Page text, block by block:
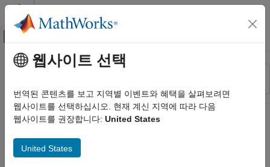
콘텐츠로 바로 가기
오프캔버스 탐색 메뉴 토글
리소스
상태
주요 콘텐츠
웹사이트 선택
번역된 콘텐츠를 보고 지역별 이벤트와 혜택을 살펴보려면
웹사이트를 선택하십시오. 현재 계신 지역에 따라 다음
웹사이트를 권장합니다: United States
United States